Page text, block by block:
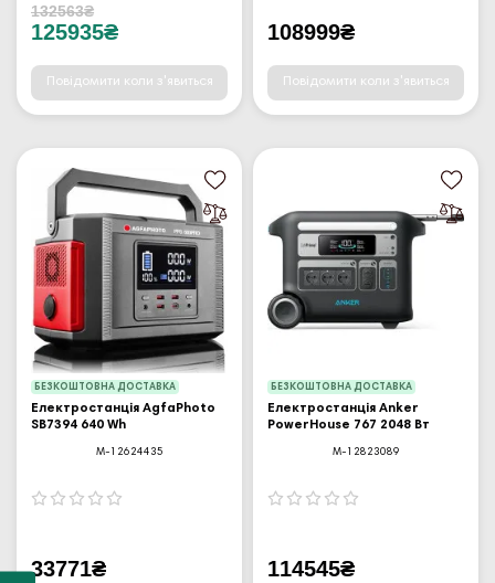
132563₴
125935₴
Повідомити коли з'явиться
108999₴
Повідомити коли з'явиться
БЕЗКОШТОВНА ДОСТАВКА
Електростанція AgfaPhoto
SB7394 640 Wh
M-12624435
33771₴
БЕЗКОШТОВНА ДОСТАВКА
Електростанція Anker
PowerHouse 767 2048 Вт
M-12823089
114545₴